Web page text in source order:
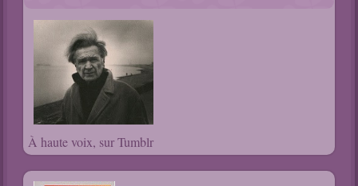
À haute voix, sur Tumblr